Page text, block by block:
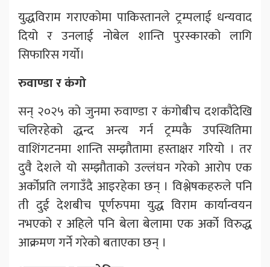
युद्धविराम गराएकोमा पाकिस्तानले ट्रम्पलाई धन्यवाद
दियो र उनलाई नोबेल शान्ति पुरस्कारको लागि
सिफारिस गर्यो।
रुवाण्डा र कंगो
सन् २०२५ को जुनमा रुवाण्डा र कंगोबीच दशकौंदेखि
चलिरहेको द्धन्द अन्त्य गर्न ट्रम्पकै उपस्थितिमा
वाशिंगटनमा शान्ति सम्झौतामा हस्ताक्षर गरियो । तर
दुवै देशले यो सम्झौताको उल्लंघन गरेको आरोप एक
अर्कोप्रति लगाउँदै आइरहेका छन् । विश्लेषकहरुले पनि
ती दुई देशबीच पूर्णरुपमा युद्ध विराम कार्यान्वयन
नभएको र अहिले पनि बेला बेलामा एक अर्को विरुद्ध
आक्रमण गर्ने गरेको बताएका छन् ।